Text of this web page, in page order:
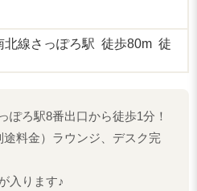
北線さっぽろ駅 徒歩80m 徒
ぽろ駅8番出口から徒歩1分！
料金）ラウンジ、デスク完
入ります♪